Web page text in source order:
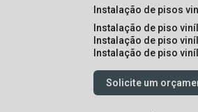
instalação de pisos
instalação de piso
instalação de piso
instalação de piso
Solicite um